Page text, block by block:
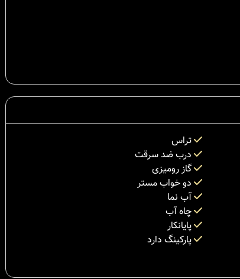
تراس
درب ضد سرقت
گاز رومیزی
دو خواب مستر
آب نما
چاه آب
پایانکار
پارکینگ دارد